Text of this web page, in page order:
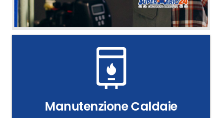
Manutenzione Caldaie